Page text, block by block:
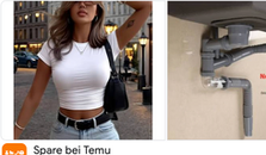
is your source for
York, sports, business,
real estate, culture, fashion,
latest news and gossip
https://nypost.com/
Post on: Twitter - https://